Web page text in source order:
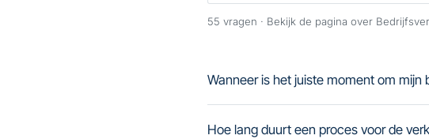
55 vragen · Bekijk de pagina over
Wanneer is het juiste moment om mijn
Hoe lang duurt een proces voor de